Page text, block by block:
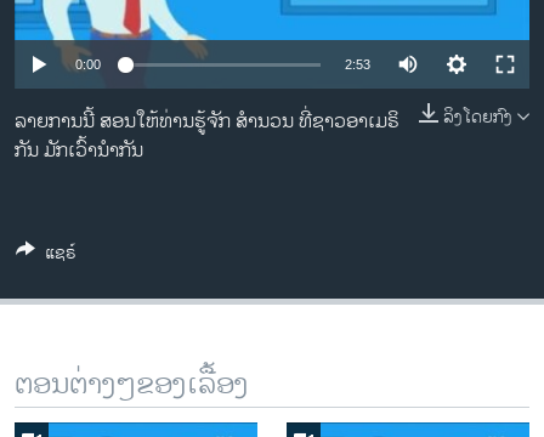
ຊຸມຊົນຊາວລາວ
ວິທະຍາສາດ-ເທັກໂນໂລຈີ
ພາສາອັງກິດ
ສຽງ
ຕິດຕາມພວກເຮົາ ທີ່
ພາສາຕ່າງໆ
0:00 2:53
ລິງໂດຍກົງ
ລາຍການນີ້ ສອນໃຫ້ທ່ານຮູ້ຈັກ ສຳນວນ ທີ່ຊາວອາເມຣິ
ກັນ ມັກເວົ້ານຳກັນ
ແຊຣ໌
ຕອນຕ່າງໆຂອງເລື້ອງ